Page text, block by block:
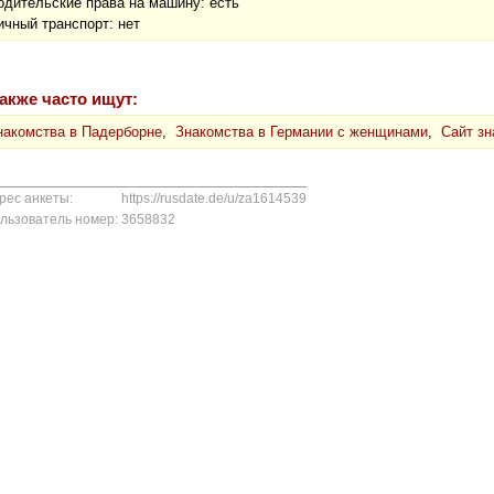
транспорт: нет
часто ищут:
в Падерборне, Знакомства в Германии с женщинами, Сайт
анкеты:
https://rusdate.de/u/za1614539
номер: 3658832